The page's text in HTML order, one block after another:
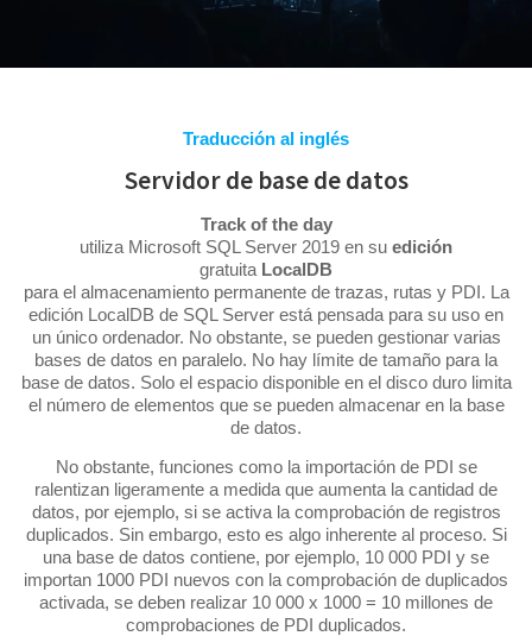
Traducción al inglés
Servidor de base de datos
Track of the day
utiliza Microsoft SQL Server 2019 en su edición
gratuita LocalDB
para el almacenamiento permanente de trazas, rutas y PDI. La
edición LocalDB de SQL Server está pensada para su uso en
un único ordenador. No obstante, se pueden gestionar varias
bases de datos en paralelo. No hay límite de tamaño para la
base de datos. Solo el espacio disponible en el disco duro limita
el número de elementos que se pueden almacenar en la base
de datos.
No obstante, funciones como la importación de PDI se
ralentizan ligeramente a medida que aumenta la cantidad de
datos, por ejemplo, si se activa la comprobación de registros
duplicados. Sin embargo, esto es algo inherente al proceso. Si
una base de datos contiene, por ejemplo, 10 000 PDI y se
importan 1000 PDI nuevos con la comprobación de duplicados
activada, se deben realizar 10 000 x 1000 = 10 millones de
comprobaciones de PDI duplicados.